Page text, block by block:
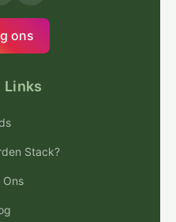
ons
Links
Stack?
Ons